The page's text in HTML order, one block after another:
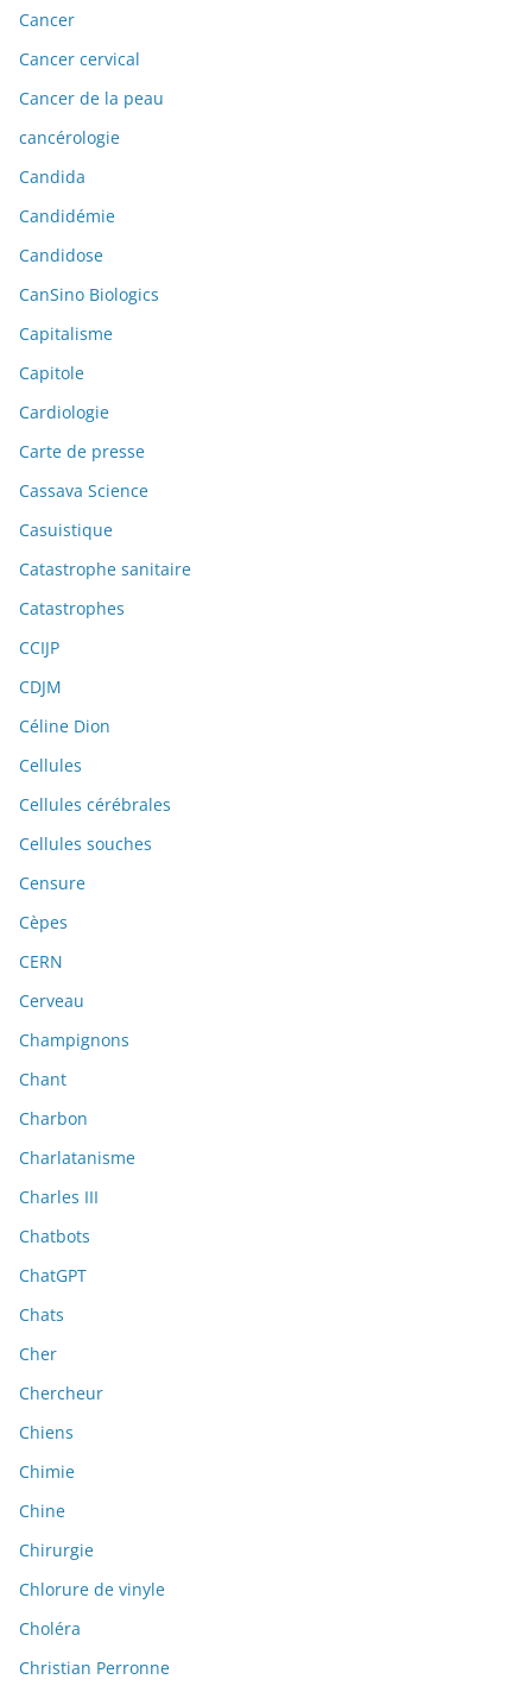
Cancer
Cancer cervical
Cancer de la peau
cancérologie
Candida
Candidémie
Candidose
CanSino Biologics
Capitalisme
Capitole
Cardiologie
Carte de presse
Cassava Science
Casuistique
Catastrophe sanitaire
Catastrophes
CCIJP
CDJM
Céline Dion
Cellules
Cellules cérébrales
Cellules souches
Censure
Cèpes
CERN
Cerveau
Champignons
Chant
Charbon
Charlatanisme
Charles III
Chatbots
ChatGPT
Chats
Cher
Chercheur
Chiens
Chimie
Chine
Chirurgie
Chlorure de vinyle
Choléra
Christian Perronne